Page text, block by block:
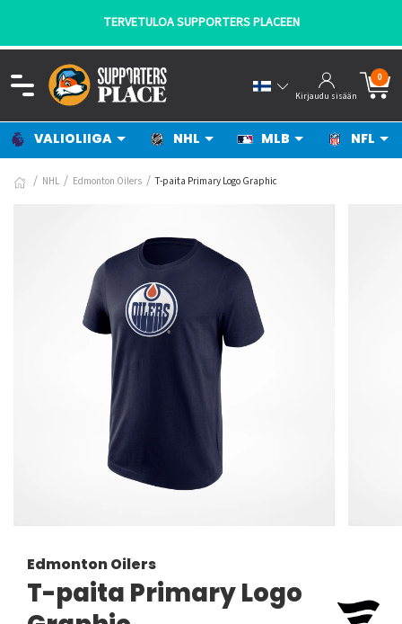
TERVETULOA SUPPORTERS PLACEEN
Kirjaudu sisään
0
VALIOLIIGA NHL MLB NFL
NHL Edmonton Oilers T-paita Primary Logo Graphic
Edmonton Oilers
T-paita Primary Logo